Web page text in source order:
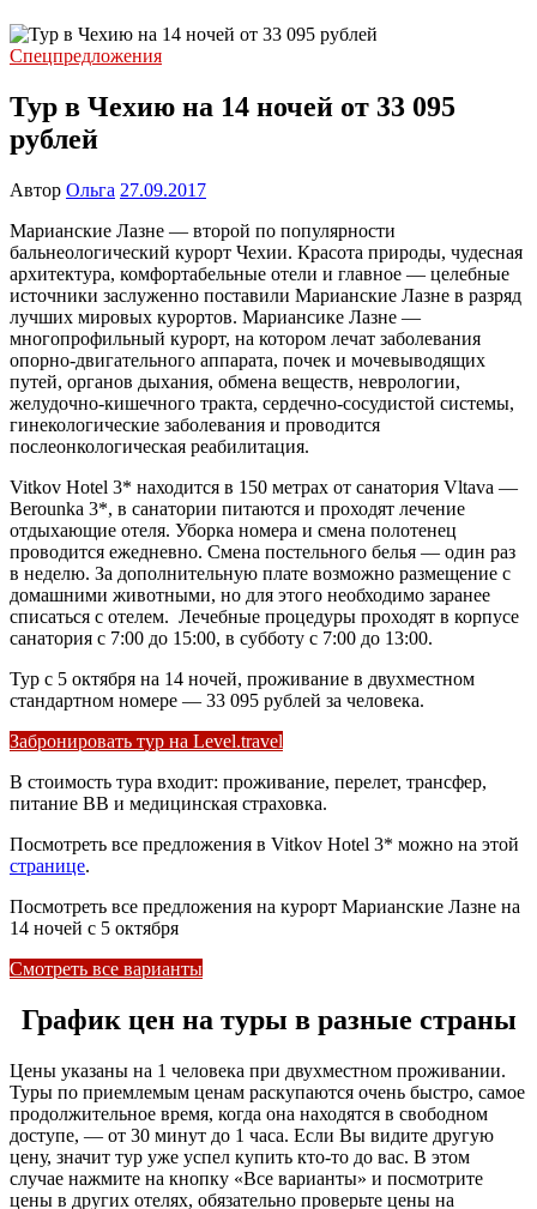
Спецпредложения
Тур в Чехию на 14 ночей от 33 095
рублей
Автор Ольга 27.09.2017
Марианские Лазне — второй по популярности
бальнеологический курорт Чехии. Красота природы, чудесная
архитектура, комфортабельные отели и главное — целебные
источники заслуженно поставили Марианские Лазне в разряд
лучших мировых курортов. Мариансике Лазне —
многопрофильный курорт, на котором лечат заболевания
опорно-двигательного аппарата, почек и мочевыводящих
путей, органов дыхания, обмена веществ, неврологии,
желудочно-кишечного тракта, сердечно-сосудистой системы,
гинекологические заболевания и проводится
послеонкологическая реабилитация.
Vitkov Hotel 3* находится в 150 метрах от санатория Vltava —
Berounka 3*, в санатории питаются и проходят лечение
отдыхающие отеля. Уборка номера и смена полотенец
проводится ежедневно. Смена постельного белья — один раз
в неделю. За дополнительную плате возможно размещение с
домашними животными, но для этого необходимо заранее
списаться с отелем. Лечебные процедуры проходят в корпусе
санатория с 7:00 до 15:00, в субботу с 7:00 до 13:00.
Тур с 5 октября на 14 ночей, проживание в двухместном
стандартном номере — 33 095 рублей за человека.
Забронировать тур на Level.travel
В стоимость тура входит: проживание, перелет, трансфер,
питание BB и медицинская страховка.
Посмотреть все предложения в Vitkov Hotel 3* можно на этой
странице.
Посмотреть все предложения на курорт Марианские Лазне на
14 ночей с 5 октября
Смотреть все варианты
График цен на туры в разные страны
Цены указаны на 1 человека при двухместном проживании.
Туры по приемлемым ценам раскупаются очень быстро, самое
продолжительное время, когда она находятся в свободном
доступе, — от 30 минут до 1 часа. Если Вы видите другую
цену, значит тур уже успел купить кто-то до вас. В этом
случае нажмите на кнопку «Все варианты» и посмотрите
цены в других отелях, обязательно проверьте цены на